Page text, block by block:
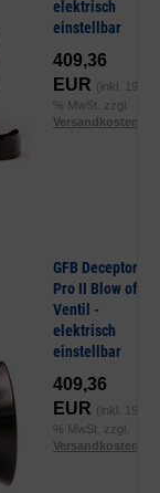
elektrisch
einstellbar
409,36
EUR (inkl. 19
% MwSt. zzgl.
Versandkosten
GFB Deceptor
Pro II Blow off
Ventil -
elektrisch
einstellbar
409,36
EUR (inkl. 19
% MwSt. zzgl.
Versandkosten